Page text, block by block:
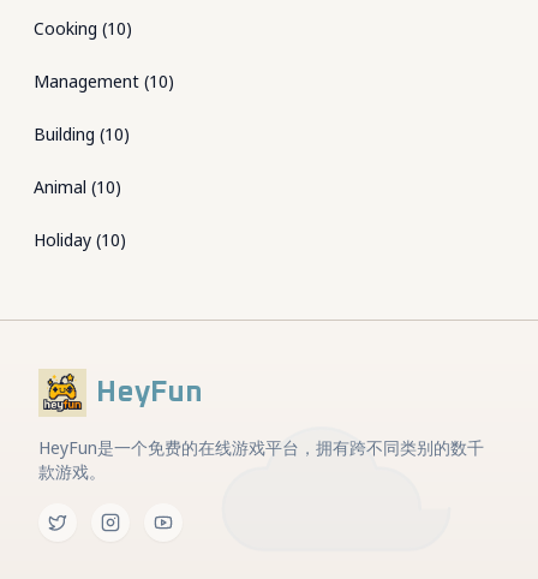
Cooking (10)
Management (10)
Building (10)
Animal (10)
Holiday (10)
HeyFun
HeyFun是一个免费的在线游戏平台，拥有跨不同类别的数千
款游戏。